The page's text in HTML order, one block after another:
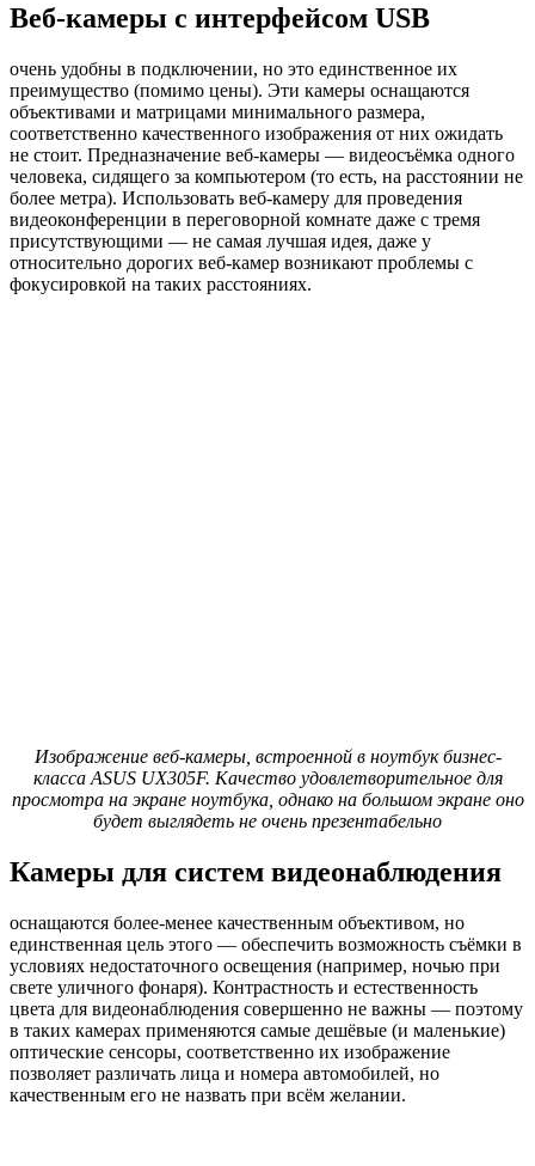
Веб-камеры с интерфейсом USB
очень удобны в подключении, но это единственное их
преимущество (помимо цены). Эти камеры оснащаются
объективами и матрицами минимального размера,
соответственно качественного изображения от них ожидать
не стоит. Предназначение веб-камеры — видеосъёмка одного
человека, сидящего за компьютером (то есть, на расстоянии не
более метра). Использовать веб-камеру для проведения
видеоконференции в переговорной комнате даже с тремя
присутствующими — не самая лучшая идея, даже у
относительно дорогих веб-камер возникают проблемы с
фокусировкой на таких расстояниях.
Изображение веб-камеры, встроенной в ноутбук бизнес-
класса ASUS UX305F. Качество удовлетворительное для
просмотра на экране ноутбука, однако на большом экране оно
будет выглядеть не очень презентабельно
Камеры для систем видеонаблюдения
оснащаются более-менее качественным объективом, но
единственная цель этого — обеспечить возможность съёмки в
условиях недостаточного освещения (например, ночью при
свете уличного фонаря). Контрастность и естественность
цвета для видеонаблюдения совершенно не важны — поэтому
в таких камерах применяются самые дешёвые (и маленькие)
оптические сенсоры, соответственно их изображение
позволяет различать лица и номера автомобилей, но
качественным его не назвать при всём желании.